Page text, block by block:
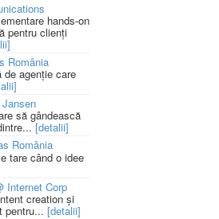
hands-on
pentru clienți
România
de agenție care
să gândească
[detalii]
România
tare când o idee
Internet Corp
creation și
pentru... [detalii]